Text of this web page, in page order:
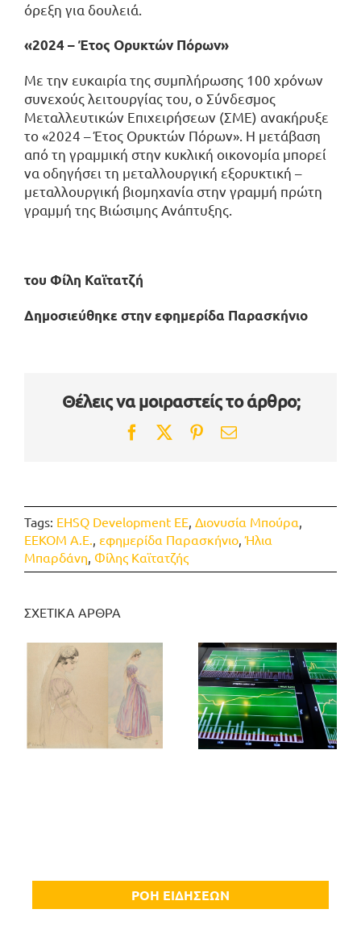
όρεξη για δουλειά.
«2024 – Έτος Ορυκτών Πόρων»
Με την ευκαιρία της συμπλήρωσης 100 χρόνων
συνεχούς λειτουργίας του, ο Σύνδεσμος
Μεταλλευτικών Επιχειρήσεων (ΣΜΕ) ανακήρυξε
το «2024 – Έτος Ορυκτών Πόρων». Η μετάβαση
από τη γραμμική στην κυκλική οικονομία μπορεί
να οδηγήσει τη μεταλλουργική εξορυκτική –
μεταλλουργική βιομηχανία στην γραμμή πρώτη
γραμμή της Βιώσιμης Ανάπτυξης.
του Φίλη Καϊτατζή
Δημοσιεύθηκε στην εφημερίδα Παρασκήνιο
Θέλεις να μοιραστείς το άρθρο;
Facebook
TwitterPinterest
Email
Tags: EHSQ Development EE Διονυσία Μπούρα
ΕΕΚΟΜ Α.Ε.
εφημερίδα Παρασκήνιο ,Ήλια
Μπαρδάνη Φίλης Καϊτατζής
ΣΧΕΤΙΚΑ ΑΡΘΡΑ
ΡΟΗ ΕΙΔΗΣΕΩΝ